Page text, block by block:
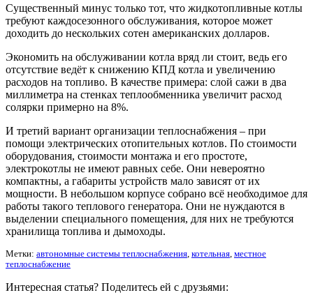
Существенный минус только тот, что жидкотопливные котлы
требуют каждосезонного обслуживания, которое может
доходить до нескольких сотен американских долларов.
Экономить на обслуживании котла вряд ли стоит, ведь его
отсутствие ведёт к снижению КПД котла и увеличению
расходов на топливо. В качестве примера: слой сажи в два
миллиметра на стенках теплообменника увеличит расход
солярки примерно на 8%.
И третий вариант организации теплоснабжения – при
помощи электрических отопительных котлов. По стоимости
оборудования, стоимости монтажа и его простоте,
электрокотлы не имеют равных себе. Они невероятно
компактны, а габариты устройств мало зависят от их
мощности. В небольшом корпусе собрано всё необходимое для
работы такого теплового генератора. Они не нуждаются в
выделении специального помещения, для них не требуются
хранилища топлива и дымоходы.
Метки: автономные системы теплоснабжения, котельная, местное
теплоснабжение
Интересная статья? Поделитесь ей с друзьями: